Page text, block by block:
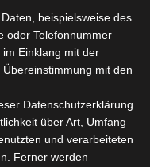
Sidi Bouzid (EOSB)
beispielsweise des
oder Telefonnummer
Einklang mit der
mit den
Datenschutzerklärung
über Art, Umfang
und verarbeiteten
Ferner werden